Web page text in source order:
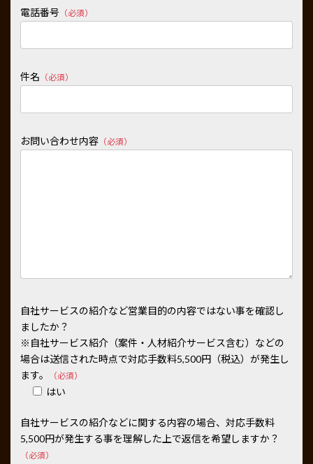
電話番号 （必須）
件名 （必須）
お問い合わせ内容 （必須）
自社サービスの紹介など営業目的の内容ではない事を確認し
ましたか？
※自社サービス紹介（案件・人材紹介サービス含む）などの
場合は送信された時点で対応手数料5,500円（税込）が発生し
ます。
（必須）
はい
自社サービスの紹介などに関する内容の場合、対応手数料
5,500円が発生する事を理解した上で返信を希望しますか？
（必須）